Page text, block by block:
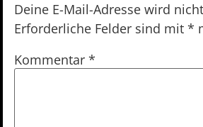
Deine E-Mail-Adresse wird
Erforderliche Felder sind mit *
Kommentar *